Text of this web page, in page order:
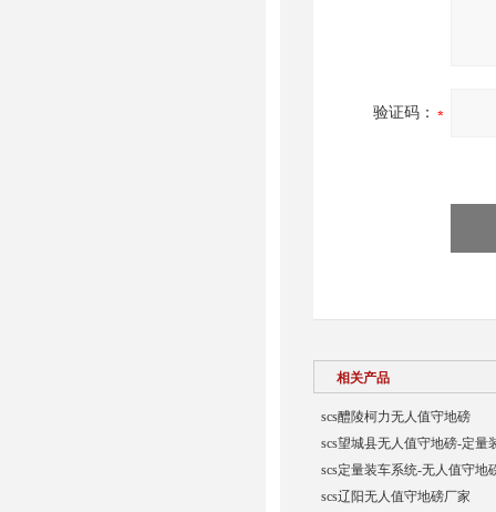
验证码：
相关产品
scs醴陵柯力无人值守地磅
scs望城县无人值守地磅-定量
scs定量装车系统-无人值守地
scs辽阳无人值守地磅厂家